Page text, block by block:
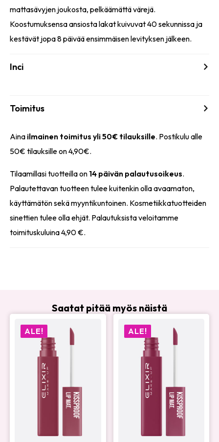
mattasävyjen joukosta, pelkäämättä värejä.
Koostumuksensa ansiosta lakat kuivuvat 40 sekunnissa ja
kestävät jopa 8 päivää ensimmäisen levityksen jälkeen.
Inci
Toimitus
Aina ilmainen toimitus yli 50€ tilauksille. Postikulu alle
50€ tilauksille on 4,90€.
Tilaamillasi tuotteilla on 14 päivän palautusoikeus.
Palautettavan tuotteen tulee kuitenkin olla avaamaton,
käyttämätön sekä myyntikuntoinen. Kosmetiikkatuotteiden
sinettien tulee olla ehjät. Palautuksista veloitamme
toimituskuluina 4,90 €.
Saatat pitää myös näistä
ALE! ALE!